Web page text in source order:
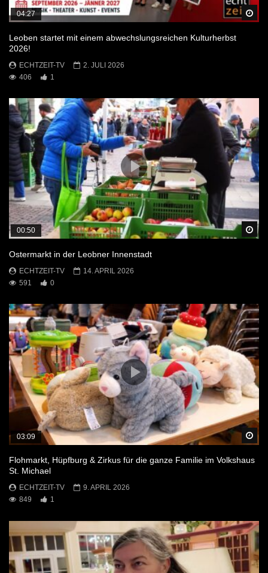
04:27
Leoben startet mit einem abwechslungsreichen Kulturherbst
2026!
ECHTZEIT-TV
2. JULI 2026
406
1
00:50
Ostermarkt in der Leobner Innenstadt
ECHTZEIT-TV
14. APRIL 2026
591
0
03:09
Flohmarkt, Hüpfburg & Zirkus für die ganze Familie im Volkshaus
St. Michael
ECHTZEIT-TV
9. APRIL 2026
849
1